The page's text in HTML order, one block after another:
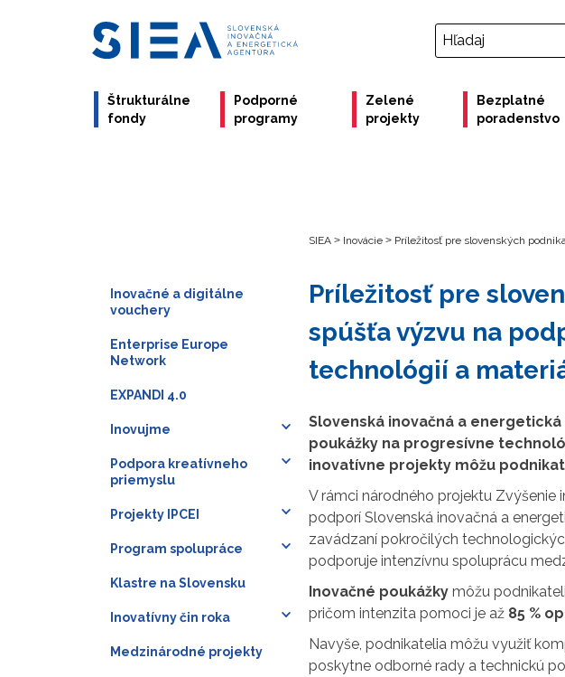
Štrukturálne
fondy
Podporné
programy
Zelené
projekty
Bezplatné
poradenstvo
SIEA > Inovácie > Príležitosť pre slovenských
Príležitosť pre
spúšťa výzvu na
technológií a
Slovenská inovačná a
poukážky na progresívne
inovatívne projekty môžu
V rámci národného projektu Zvýšenie
podporí Slovenská inovačná a
zavádzaní pokročilých
podporuje intenzívnu spoluprácu
Inovačné poukážky môžu
pričom intenzita pomoci je až 85 %
Navyše, podnikatelia môžu využiť
poskytne odborné rady a technickú
Inovačné a digitálne
vouchery
Enterprise Europe
Network
EXPANDI 4.0
Inovujme
Podpora kreatívneho
priemyslu
Projekty IPCEI
Program spolupráce
Klastre na Slovensku
Inovatívny čin roka
Medzinárodné projekty